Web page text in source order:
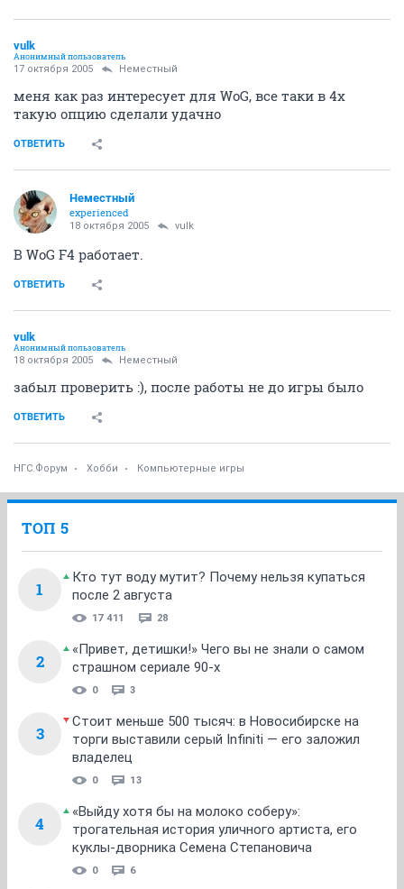
vulk
Анонимный пользователь
17 октября 2005 Неместный
меня как раз интересует для WoG, все таки в 4х
такую опцию сделали удачно
ОТВЕТИТЬ
Неместный
experienced
18 октября 2005 vulk
В WoG F4 работает.
ОТВЕТИТЬ
vulk
Анонимный пользователь
18 октября 2005 Неместный
забыл проверить :), после работы не до игры было
ОТВЕТИТЬ
НГС.Форум Хобби Компьютерные игры
ТОП 5
1
Кто тут воду мутит? Почему нельзя купаться
после 2 августа
17 411 28
2
«Привет, детишки!» Чего вы не знали о самом
страшном сериале 90-х
0 3
3
Стоит меньше 500 тысяч: в Новосибирске на
торги выставили серый Infiniti — его заложил
владелец
0 13
4
«Выйду хотя бы на молоко соберу»:
трогательная история уличного артиста, его
куклы-дворника Семена Степановича
0 6